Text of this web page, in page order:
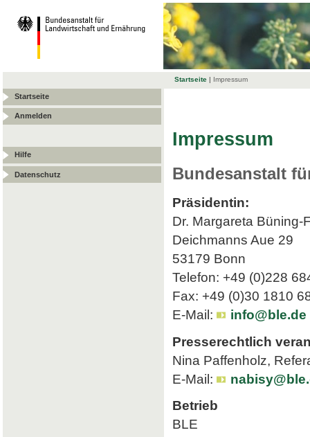
Startseite | Impressum
Startseite
Anmelden
Hilfe
Datenschutz
Impressum
Bundesanstalt
Präsidentin:
Dr. Margareta Büning-
Deichmanns Aue 29
53179 Bonn
Telefon: +49 (0)228
Fax: +49 (0)30 1810
E-Mail:
info@ble.de
Presserechtlich
Nina Paffenholz,
E-Mail:
Betrieb
BLE